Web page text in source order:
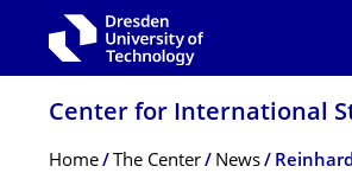
Center for International
Breadcrumb Menu
Home The Center News